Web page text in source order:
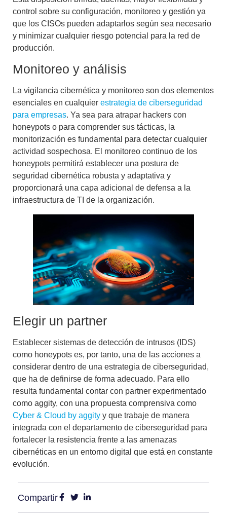
control sobre su configuración, monitoreo y gestión ya
que los CISOs pueden adaptarlos según sea necesario
y minimizar cualquier riesgo potencial para la red de
producción.
Monitoreo y análisis
La vigilancia cibernética y monitoreo son dos elementos
esenciales en cualquier estrategia de ciberseguridad
para empresas. Ya sea para atrapar hackers con
honeypots o para comprender sus tácticas, la
monitorización es fundamental para detectar cualquier
actividad sospechosa. El monitoreo continuo de los
honeypots permitirá establecer una postura de
seguridad cibernética robusta y adaptativa y
proporcionará una capa adicional de defensa a la
infraestructura de TI de la organización.
Elegir un partner
Establecer sistemas de detección de intrusos (IDS)
como honeypots es, por tanto, una de las acciones a
considerar dentro de una estrategia de ciberseguridad,
que ha de definirse de forma adecuado. Para ello
resulta fundamental contar con partner experimentado
como aggity, con una propuesta comprensiva como
Cyber & Cloud by aggity y que trabaje de manera
integrada con el departamento de ciberseguridad para
fortalecer la resistencia frente a las amenazas
cibernéticas en un entorno digital que está en constante
evolución.
Compartir